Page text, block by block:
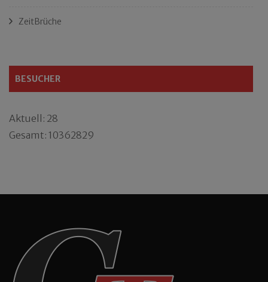
ZeitBrüche
BESUCHER
Aktuell: 28
Gesamt: 10362829